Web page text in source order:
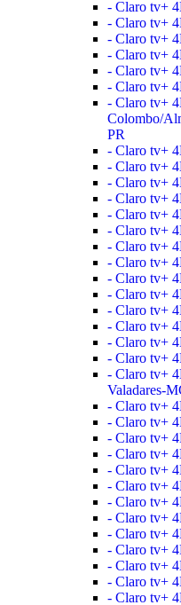
- Claro tv+
- Claro tv+
- Claro tv+
- Claro tv+
- Claro tv+
- Claro tv+
- Claro tv+
Colombo/
PR
- Claro tv+
- Claro tv+
- Claro tv+
- Claro tv+
- Claro tv+
- Claro tv+
- Claro tv+
- Claro tv+
- Claro tv+
- Claro tv+
- Claro tv+
- Claro tv+
- Claro tv+
- Claro tv+
- Claro tv+
Valadares-
- Claro tv+
- Claro tv+
- Claro tv+
- Claro tv+
- Claro tv+
- Claro tv+
- Claro tv+
- Claro tv+
- Claro tv+
- Claro tv+
- Claro tv+
- Claro tv+
- Claro tv+